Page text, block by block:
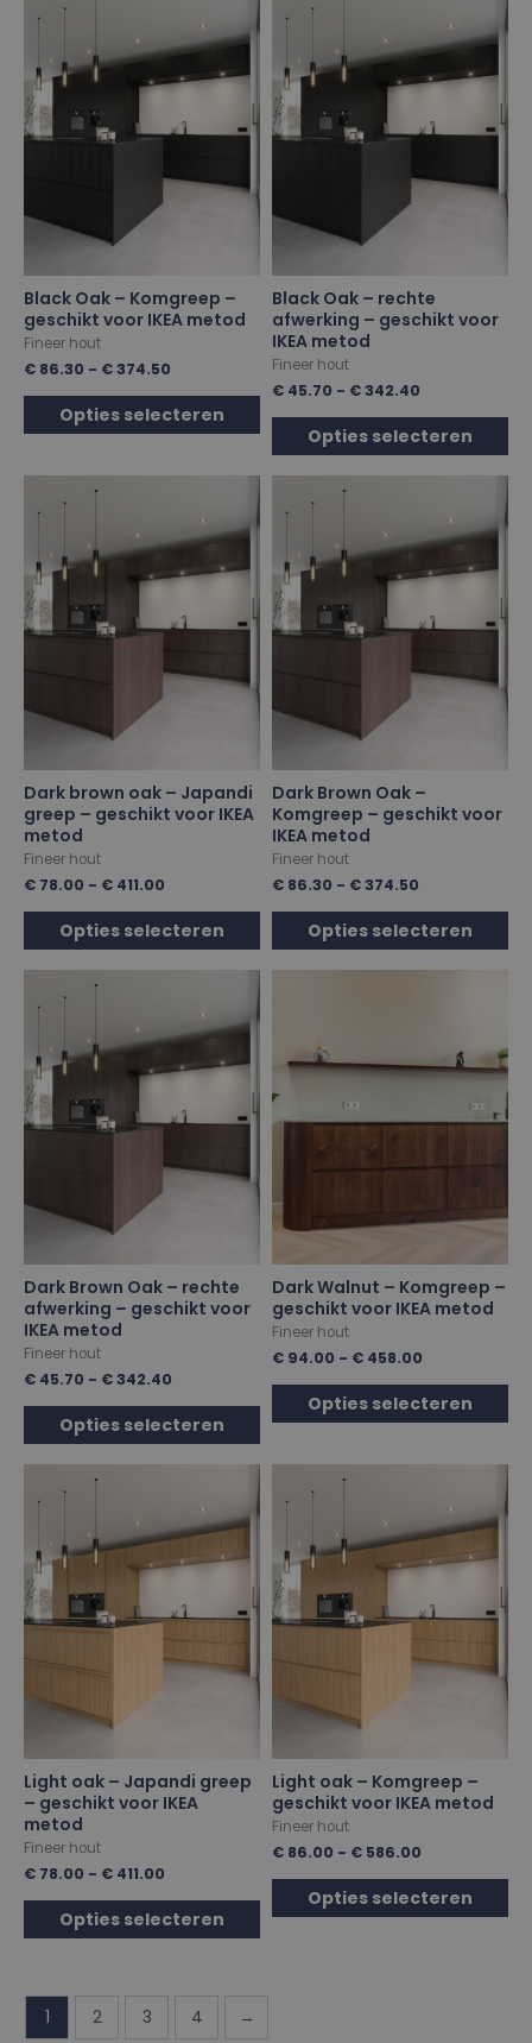
Black Oak – Komgreep –
geschikt voor IKEA metod
Fineer hout
€ 86.30 - €374.50
Opties selecteren
Black Oak – rechte
afwerking – geschikt voor
IKEA metod
Fineer hout
€ 45.70 - €342.40
Opties selecteren
Dark brown oak – Japandi
greep – geschikt voor IKEA
metod
Fineer hout
€ 78.00 - € 411.00
Opties selecteren
Dark Brown Oak –
Komgreep – geschikt voor
IKEA metod
Fineer hout
€ 86.30 - €374.50
Opties selecteren
Dark Brown Oak – rechte
afwerking – geschikt voor
IKEA metod
Fineer hout
€ 45.70 - €342.40
Opties selecteren
Dark Walnut – Komgreep –
geschikt voor IKEA metod
Fineer hout
€ 94.00 - € 458.00
Opties selecteren
Light oak – Japandi greep
– geschikt voor IKEA
metod
Fineer hout
€ 78.00 - € 411.00
Opties selecteren
Light oak – Komgreep –
geschikt voor IKEA metod
Fineer hout
€ 86.00 - € 586.00
Opties selecteren
1 2 3 4 →